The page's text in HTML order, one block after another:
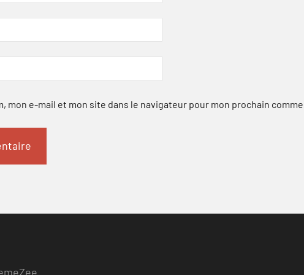
mon e-mail et mon site dans le navigateur pour mon prochain